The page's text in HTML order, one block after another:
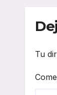
Tu